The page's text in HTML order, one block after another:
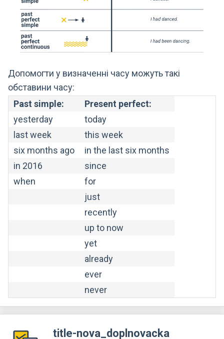
Допомогти у визначенні часу можуть такі
обставини часу:
Past simple:
Present perfect:
yesterday
today
last week
this week
six months ago
in the last six months
in 2016
since
when
for
just
recently
up to now
yet
already
ever
never
title-nova_doplnovacka